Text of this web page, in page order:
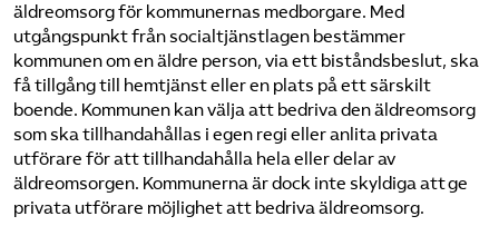
äldreomsorg för kommunernas medborgare. Med
utgångspunkt från socialtjänstlagen bestämmer
kommunen om en äldre person, via ett biståndsbeslut, ska
få tillgång till hemtjänst eller en plats på ett särskilt
boende. Kommunen kan välja att bedriva den äldreomsorg
som ska tillhandahållas i egen regi eller anlita privata
utförare för att tillhandahålla hela eller delar av
äldreomsorgen. Kommunerna är dock inte skyldiga att ge
privata utförare möjlighet att bedriva äldreomsorg.